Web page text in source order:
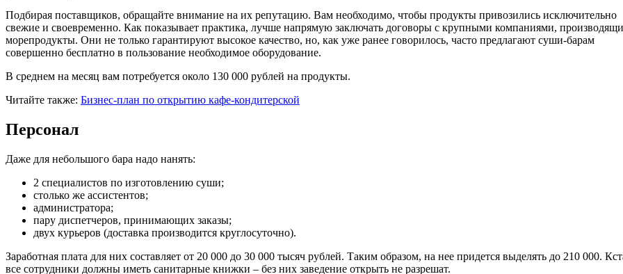
Подбирая поставщиков, обращайте внимание на их репутацию. Вам необходимо, чтобы продукты привозились исключительно
свежие и своевременно. Как показывает практика, лучше напрямую заключать договоры с крупными компаниями,
морепродукты. Они не только гарантируют высокое качество, но, как уже ранее говорилось, часто предлагают суши-барам
совершенно бесплатно в пользование необходимое оборудование.
В среднем на месяц вам потребуется около 130 000 рублей на продукты.
Читайте также: Бизнес-план по открытию кафе-кондитерской
Персонал
Даже для небольшого бара надо нанять:
2 специалистов по изготовлению суши;
столько же ассистентов;
администратора;
пару диспетчеров, принимающих заказы;
двух курьеров (доставка производится круглосуточно).
Заработная плата для них составляет от 20 000 до 30 000 тысяч рублей. Таким образом, на нее придется выделять до 210 000.
все сотрудники должны иметь санитарные книжки – без них заведение открыть не разрешат.